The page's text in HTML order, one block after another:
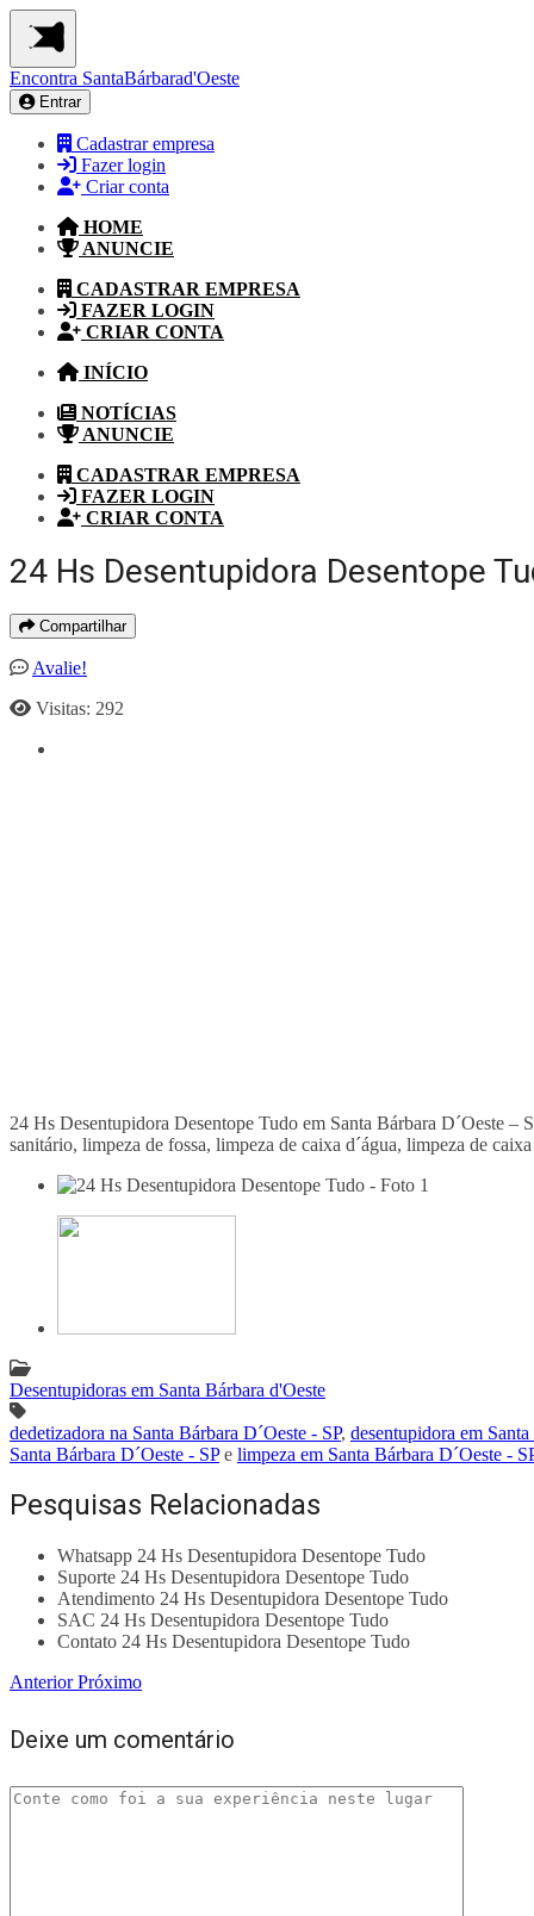
Encontra SantaBárbarad'Oeste
Entrar
Cadastrar empresa
Fazer login
Criar conta
HOME
ANUNCIE
CADASTRAR EMPRESA
FAZER LOGIN
CRIAR CONTA
INÍCIO
NOTÍCIAS
ANUNCIE
CADASTRAR EMPRESA
FAZER LOGIN
CRIAR CONTA
24 Hs Desentupidora Desentope
Compartilhar
Avalie!
Visitas: 292
24 Hs Desentupidora Desentope Tudo em Santa Bárbara D´Oeste –
sanitário, limpeza de fossa, limpeza de caixa d´água, limpeza de
Desentupidoras em Santa Bárbara d'Oeste
dedetizadora na Santa Bárbara D´Oeste - SP, desentupidora em
Santa Bárbara D´Oeste - SPe limpeza em Santa Bárbara D´Oeste -
Pesquisas Relacionadas
Whatsapp 24 Hs Desentupidora Desentope Tudo
Suporte 24 Hs Desentupidora Desentope Tudo
Atendimento 24 Hs Desentupidora Desentope Tudo
SAC 24 Hs Desentupidora Desentope Tudo
Contato 24 Hs Desentupidora Desentope Tudo
AnteriorPróximo
Deixe um comentário